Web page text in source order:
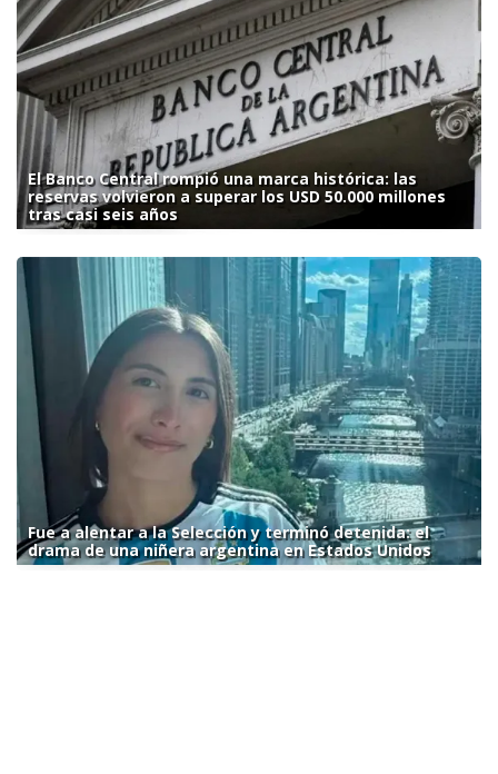
El Banco Central rompió una marca histórica: las
reservas volvieron a superar los USD 50.000 millones
tras casi seis años
Fue a alentar a la Selección y terminó detenida: el
drama de una niñera argentina en Estados Unidos